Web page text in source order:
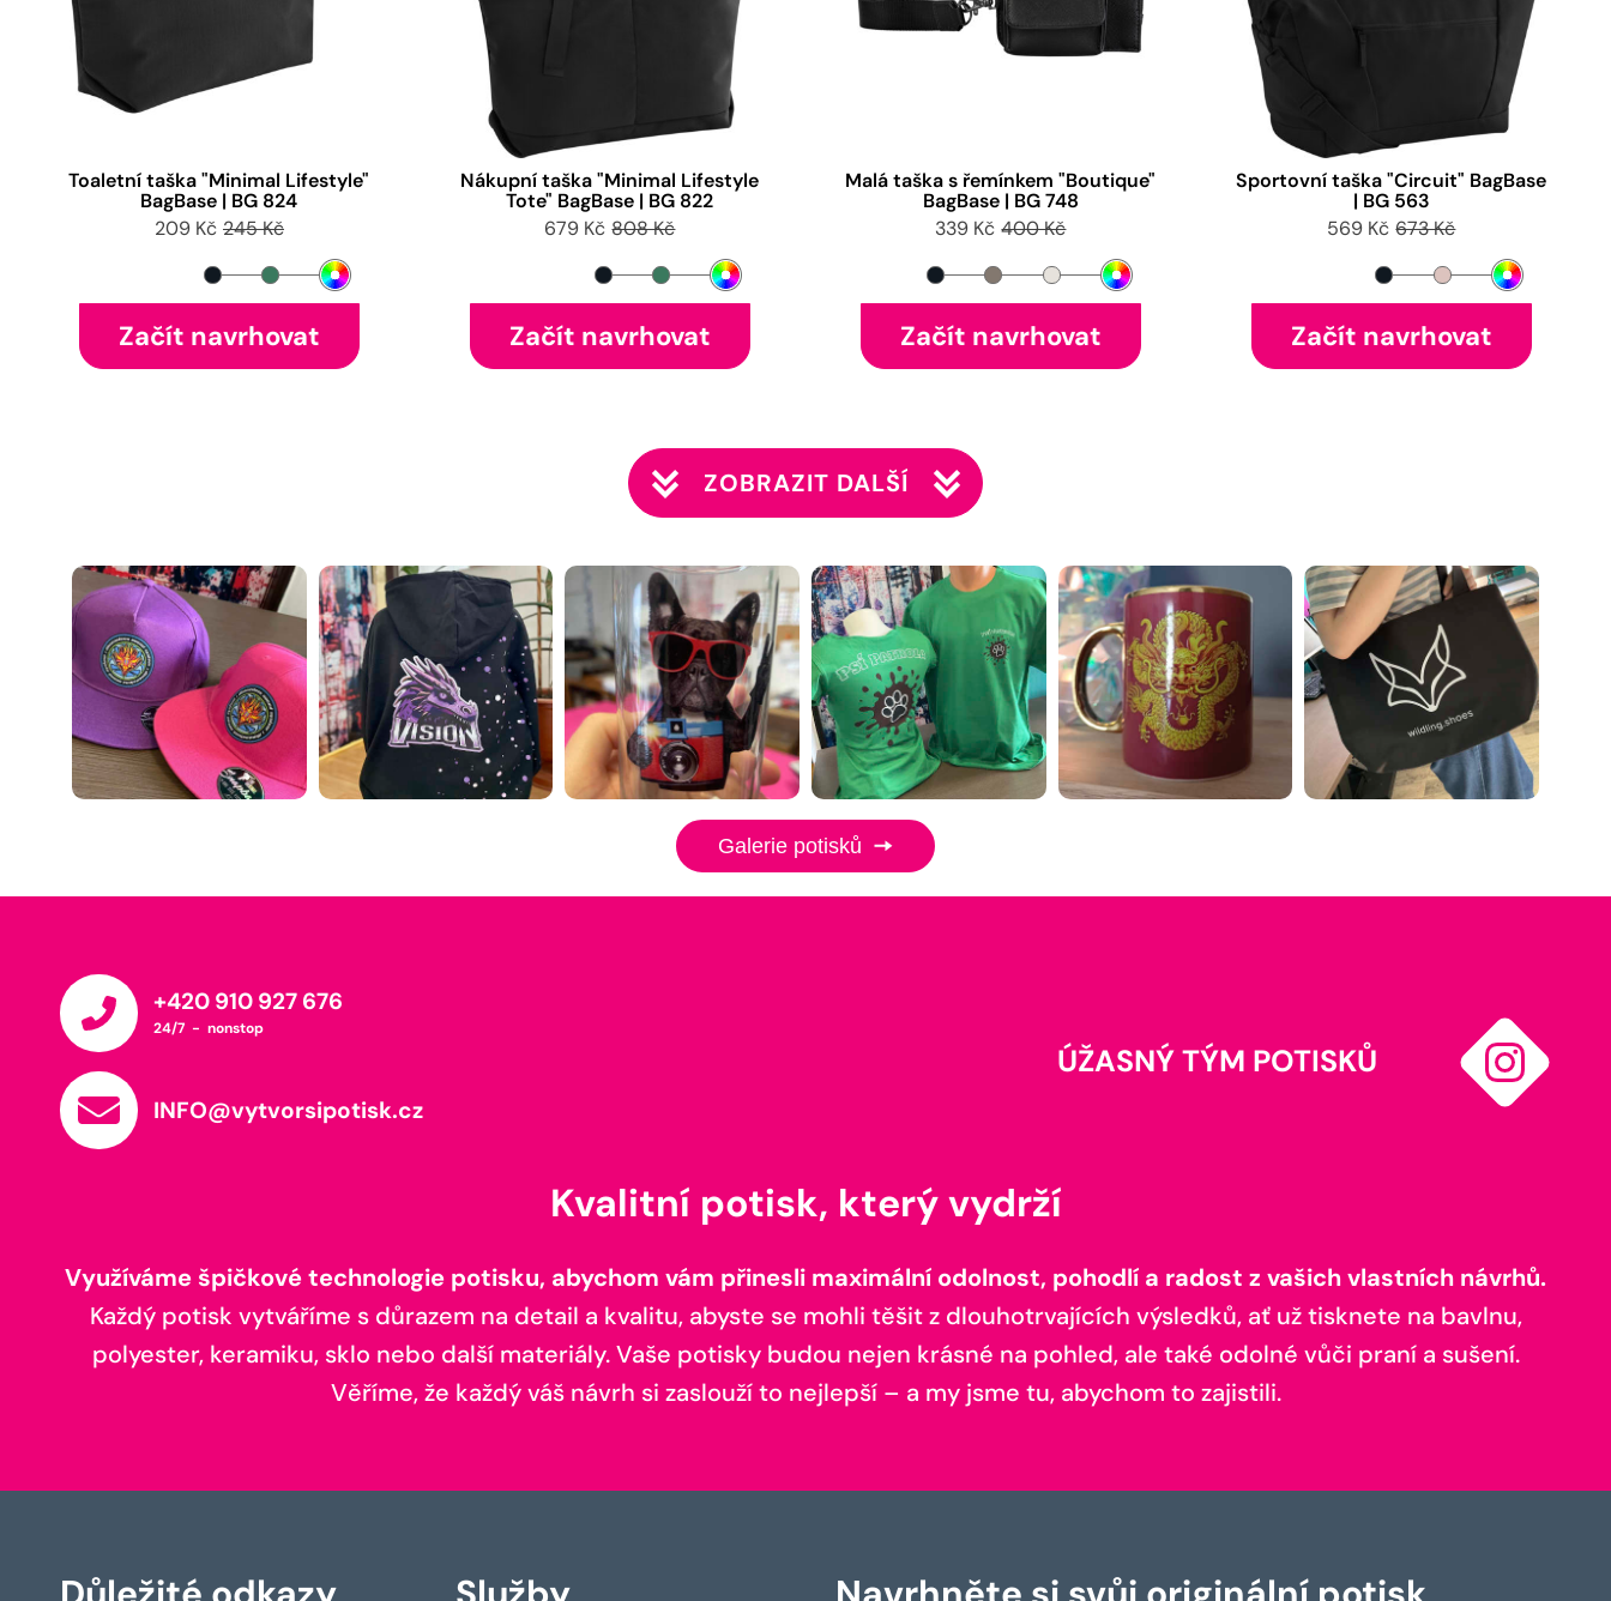
Toaletní taška "Minimal Lifestyle"
BagBase | BG 824
209 Kč 245 Kč
Začít navrhovat
Nákupní taška "Minimal Lifestyle
Tote" BagBase | BG 822
679 Kč 808 Kč
Začít navrhovat
Malá taška s řemínkem "Boutique"
BagBase | BG 748
339 Kč 400 Kč
Začít navrhovat
Sportovní taška "Circuit" BagBase
| BG 563
569 Kč 673 Kč
Začít navrhovat
ZOBRAZIT DALŠÍ
Galerie potisků
+420 910 927 676
24/7 - nonstop
INFO@vytvorsipotisk.cz
ÚŽASNÝ TÝM POTISKŮ
Kvalitní potisk, který vydrží
Využíváme špičkové technologie potisku, abychom vám přinesli maximální odolnost, pohodlí a radost z vašich vlastních návrhů.
Každý potisk vytváříme s důrazem na detail a kvalitu, abyste se mohli těšit z dlouhotrvajících výsledků, ať už tisknete na bavlnu,
polyester, keramiku, sklo nebo další materiály. Vaše potisky budou nejen krásné na pohled, ale také odolné vůči praní a sušení.
Věříme, že každý váš návrh si zaslouží to nejlepší – a my jsme tu, abychom to zajistili.